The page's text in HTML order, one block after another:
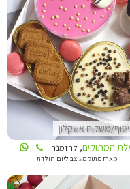
משלוח אשקלון
אלת המתוקים
המתוקים, להזמנה: |
מארז מתוק מעוצב ליום הולדת